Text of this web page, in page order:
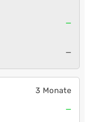
—
—
3 Monate
—